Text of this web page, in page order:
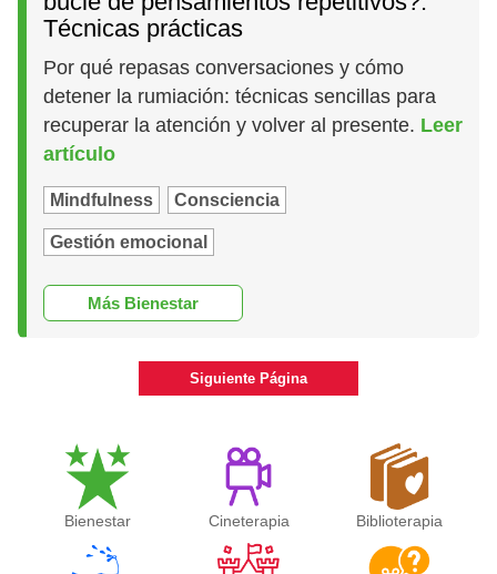
Técnicas prácticas
Por qué repasas conversaciones y cómo
detener la rumiación: técnicas sencillas para
recuperar la atención y volver al presente. Leer
artículo
Mindfulness Consciencia
Gestión emocional
Más Bienestar
Siguiente Página
Bienestar Cineterapia Biblioterapia